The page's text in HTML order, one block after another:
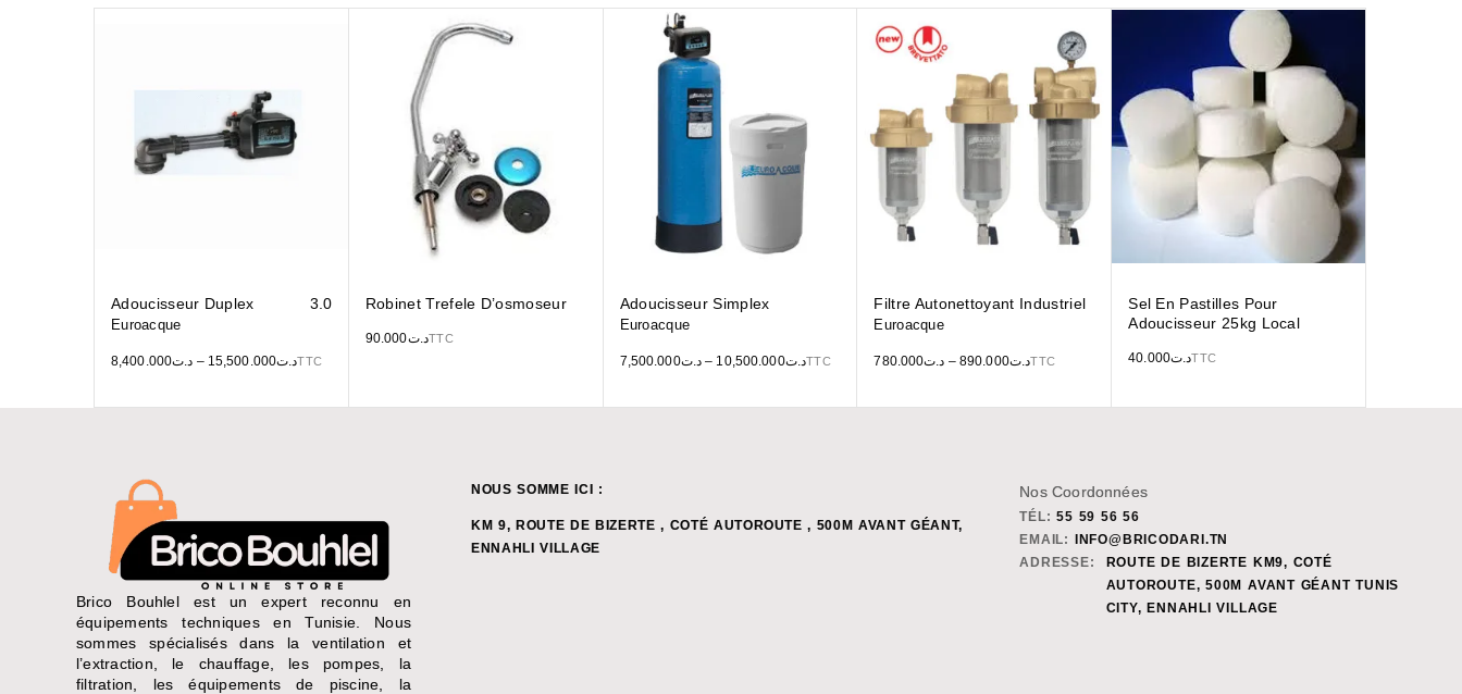
Adoucisseur Duplex 3.0
Euroacque
د.ت8,400.000 – د.ت15,500.000 TTC
Robinet Trefele D’osmoseur
د.ت90.000 TTC
Adoucisseur Simplex
Euroacque
د.ت7,500.000 – د.ت10,500.000 TTC
Filtre Autonettoyant Industriel
Euroacque
د.ت780.000 – د.ت890.000 TTC
Sel En Pastilles Pour
Adoucisseur 25kg Local
د.ت40.000 TTC
Brico Bouhlel est un expert reconnu en
équipements techniques en Tunisie. Nous
sommes spécialisés dans la ventilation et
l’extraction, le chauffage, les pompes, la
filtration, les équipements de piscine, la
NOUS SOMME ICI :
KM 9, ROUTE DE BIZERTE , COTÉ AUTOROUTE , 500M AVANT GÉANT,
ENNAHLI VILLAGE
Nos Coordonnées
TÉL: 55 59 56 56
EMAIL:
INFO@BRICODARI.TN
ADRESSE:
ROUTE DE BIZERTE KM9, COTÉ
AUTOROUTE, 500M AVANT GÉANT TUNIS
CITY, ENNAHLI VILLAGE